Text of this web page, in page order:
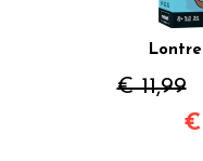
€ 11,99
€